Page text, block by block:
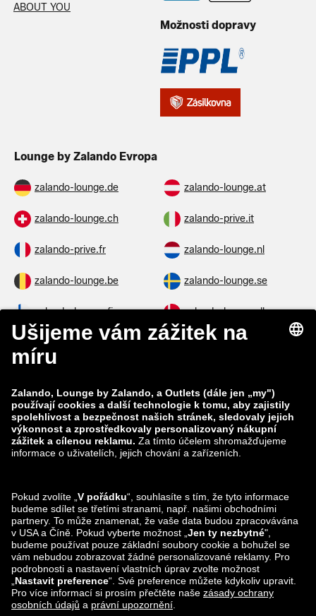
ABOUT YOU
Možnosti dopravy
Lounge by Zalando Evropa
zalando-lounge.de zalando-lounge.at
zalando-lounge.ch zalando-prive.it
zalando-prive.fr zalando-lounge.nl
zalando-lounge.be zalando-lounge.se
zalando-lounge.fi zalando-lounge.dk
zalando-lounge.co.uk zalando-lounge.pl
zalando-lounge.lt zalando-lounge.sk
zalando-lounge.ro zalando-lounge.hr
zalando-lounge.lu zalando-lounge.ee
zalando-lounge.lv zalando-lounge.no
Sledujte nás také
na